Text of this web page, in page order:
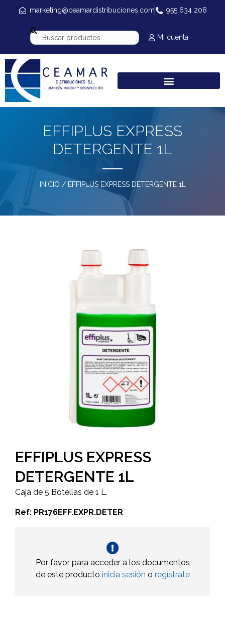
marketing@ceamardistribuciones.com 955 634 208
Mi cuenta
EFFIPLUS EXPRESS
DETERGENTE 1L
INICIO / EFFIPLUS EXPRESS DETERGENTE 1L
EFFIPLUS EXPRESS
DETERGENTE 1L
Caja de 5 Botellas de 1 L.
Ref: PR176EFF.EXPR.DETER
Por favor para acceder a los documentos
de este producto inicia sesión o regístrate